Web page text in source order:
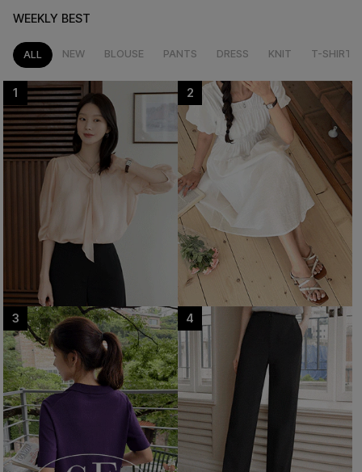
WEEKLY BEST
ALL NEW BLOUSE PANTS DRESS KNIT T-SHIRT